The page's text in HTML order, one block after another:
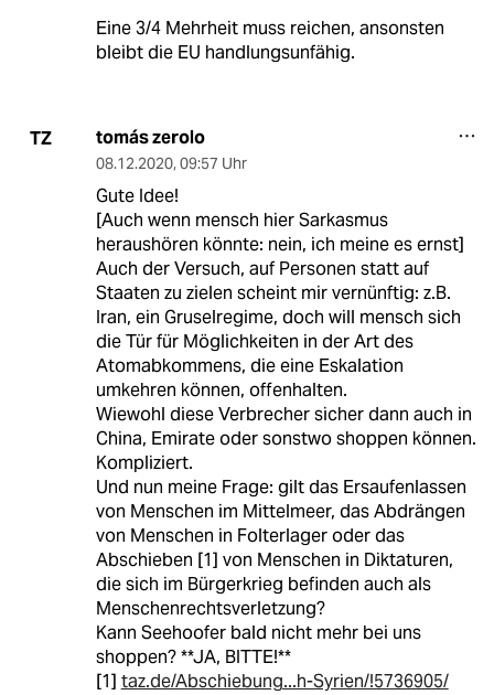
Eine 3/4 Mehrheit muss reichen, ansonsten
bleibt die EU handlungsunfähig.
TZ tomás zerolo
08.12.2020, 09:57 Uhr
Gute Idee!
[Auch wenn mensch hier Sarkasmus
heraushören könnte: nein, ich meine es ernst]
Auch der Versuch, auf Personen statt auf
Staaten zu zielen scheint mir vernünftig: z.B.
Iran, ein Gruselregime, doch will mensch sich
die Tür für Möglichkeiten in der Art des
Atomabkommens, die eine Eskalation
umkehren können, offenhalten.
Wiewohl diese Verbrecher sicher dann auch in
China, Emirate oder sonstwo shoppen können.
Kompliziert.
Und nun meine Frage: gilt das Ersaufenlassen
von Menschen im Mittelmeer, das Abdrängen
von Menschen in Folterlager oder das
Abschieben [1] von Menschen in Diktaturen,
die sich im Bürgerkrieg befinden auch als
Menschenrechtsverletzung?
Kann Seehoofer bald nicht mehr bei uns
shoppen? **JA, BITTE!**
[1] taz.de/Abschiebung...h-Syrien/!5736905/